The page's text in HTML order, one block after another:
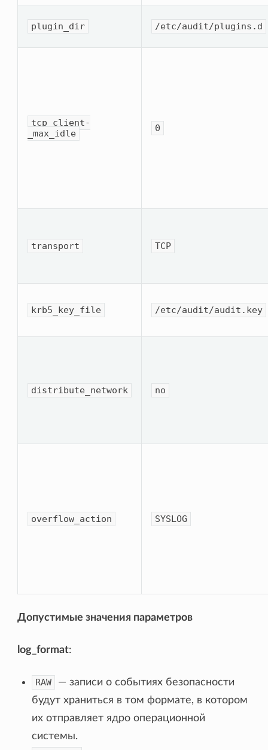
plugin_dir /etc/audit/plugins.d
tcp_client­
_max_idle
0
transport TCP
krb5_key_file /etc/audit/audit.key
distribute_network no
overflow_action SYSLOG
Допустимые значения параметров
log_format:
RAW
— записи о событиях безопасности
будут храниться в том формате, в котором
их отправляет ядро операционной
системы.